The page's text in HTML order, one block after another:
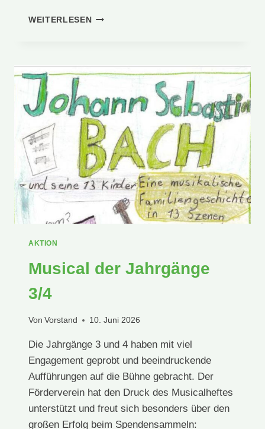
WEITERLESENHOLZ-
AKTION
Musical der Jahrgänge
3/4
Von Vorstand 10. Juni 2026
Die Jahrgänge 3 und 4 haben mit viel
Engagement geprobt und beeindruckende
Aufführungen auf die Bühne gebracht. Der
Förderverein hat den Druck des Musicalheftes
unterstützt und freut sich besonders über den
großen Erfolg beim Spendensammeln: